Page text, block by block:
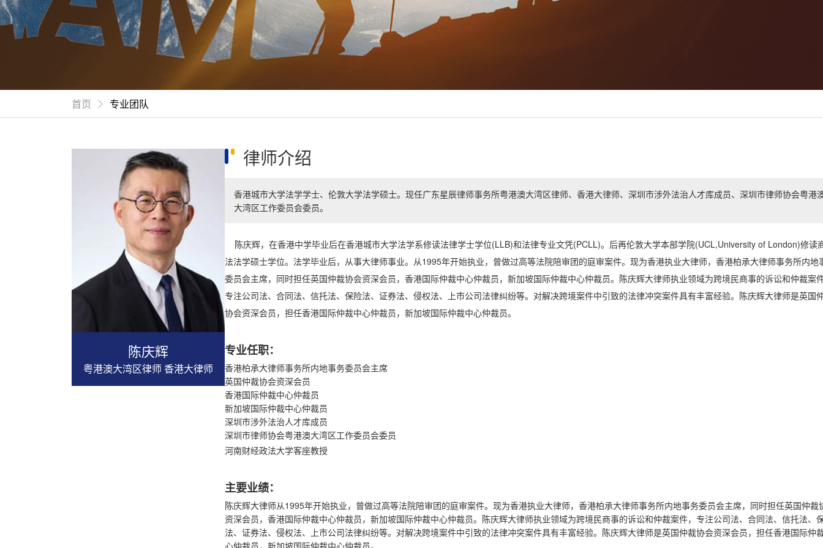
首页 专业团队
陈庆辉
粤港澳大湾区律师 香港大律师
律师介绍
香港城市大学法学学士、伦敦大学法学硕士。现任广东星辰律师事务所粤港澳大湾区律师、香港大律师、深圳市涉外法治人才库成员、深圳市律师协会粤港
大湾区工作委员会委员。
陈庆辉，在香港中学毕业后在香港城市大学法学系修读法律学士学位(LLB)和法律专业文凭(PCLL)。后再伦敦大学本部学院(UCL,University of London)修读
法法学硕士学位。法学毕业后，从事大律师事业。从1995年开始执业，曾做过高等法院陪审团的庭审案件。现为香港执业大律师，香港柏承大律师事务所内地
委员会主席，同时担任英国仲裁协会资深会员，香港国际仲裁中心仲裁员，新加坡国际仲裁中心仲裁员。陈庆辉大律师执业领域为跨境民商事的诉讼和仲裁案
专注公司法、合同法、信托法、保险法、证券法、侵权法、上市公司法律纠纷等。对解决跨境案件中引致的法律冲突案件具有丰富经验。陈庆辉大律师是英国
协会资深会员，担任香港国际仲裁中心仲裁员，新加坡国际仲裁中心仲裁员。
专业任职：
香港柏承大律师事务所内地事务委员会主席
英国仲裁协会资深会员
香港国际仲裁中心仲裁员
新加坡国际仲裁中心仲裁员
深圳市涉外法治人才库成员
深圳市律师协会粤港澳大湾区工作委员会委员
河南财经政法大学客座教授
主要业绩：
陈庆辉大律师从1995年开始执业，曾做过高等法院陪审团的庭审案件。现为香港执业大律师，香港柏承大律师事务所内地事务委员会主席，同时担任英国仲裁
资深会员，香港国际仲裁中心仲裁员，新加坡国际仲裁中心仲裁员。陈庆辉大律师执业领域为跨境民商事的诉讼和仲裁案件，专注公司法、合同法、信托法、
法、证券法、侵权法、上市公司法律纠纷等。对解决跨境案件中引致的法律冲突案件具有丰富经验。陈庆辉大律师是英国仲裁协会资深会员，担任香港国际仲
心仲裁员，新加坡国际仲裁中心仲裁员。